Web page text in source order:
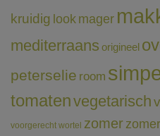
kruidig look mager
mediterraans origineel
peterselie room
tomatenvegetarisch
voorgerecht wortel zomer